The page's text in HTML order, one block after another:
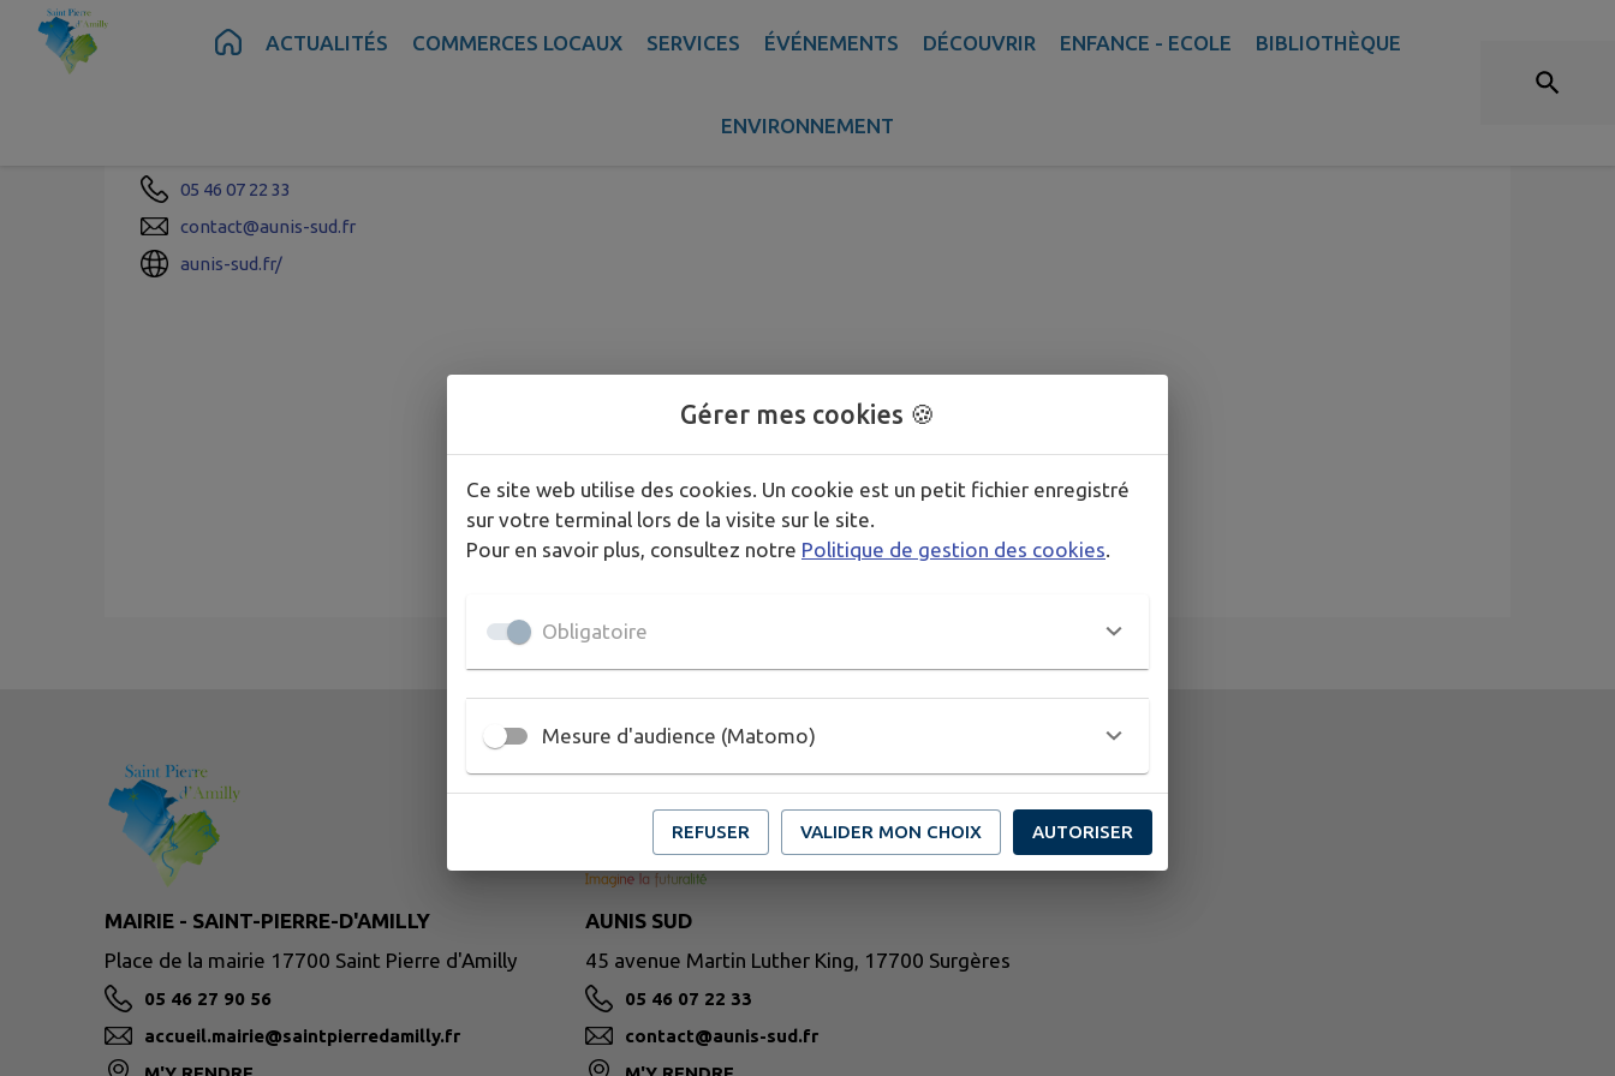
Contenu Recherche Pied de page
ACTUALITÉS COMMERCES LOCAUX SERVICES ÉVÉNEMENTS DÉCOUVRIR ENFANCE - ECOLE BIBLIOTHÈQUE
ENVIRONNEMENT
05 46 07 22 33
contact@aunis-sud.fr
aunis-sud.fr/
MAIRIE - SAINT-PIERRE-D'AMILLY
Place de la mairie 17700 Saint Pierre d'Amilly
05 46 27 90 56
accueil.mairie@saintpierredamilly.fr
AUNIS SUD
45 avenue Martin Luther King, 17700 Surgères
05 46 07 22 33
contact@aunis-sud.fr
Gérer mes cookies 🍪
Ce site web utilise des cookies. Un cookie est un petit fichier enregistré
sur votre terminal lors de la visite sur le site.
Pour en savoir plus, consultez notre Politique de gestion des cookies
Obligatoire
Mesure d'audience (Matomo)
REFUSER VALIDER MON CHOIX AUTORISER